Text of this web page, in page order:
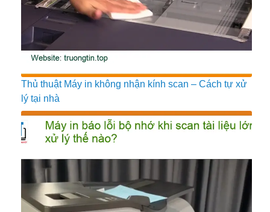
Thủ thuật Máy in không nhận kính scan – Cách tự xử
lý tại nhà